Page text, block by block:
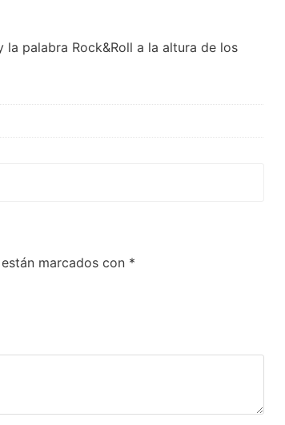
palabra Rock&Roll a la altura de los
marcados con *